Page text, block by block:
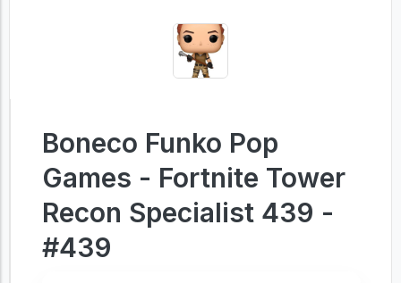
Boneco Funko Pop
Games - Fortnite Tower
Recon Specialist 439 -
#439